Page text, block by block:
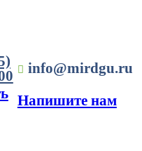
info@mirdgu.ru
Напишите нам